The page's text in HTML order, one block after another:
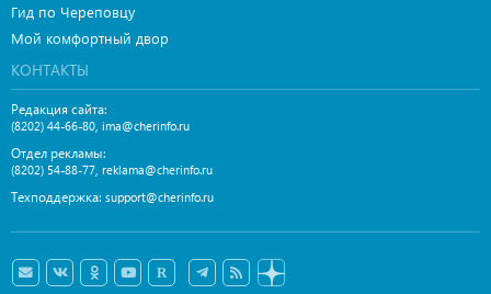
Гид по Череповцу
Мой комфортный двор
КОНТАКТЫ
Редакция сайта:
(8202) 44-66-80 ima@cherinfo.ru
Отдел рекламы:
(8202) 54-88-77 reklama@cherinfo.ru
Техподдержка: support@cherinfo.ru